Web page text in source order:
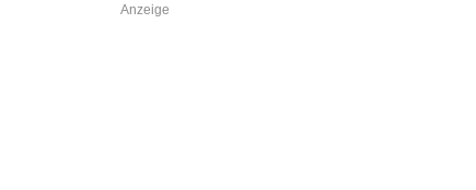
Anzeige